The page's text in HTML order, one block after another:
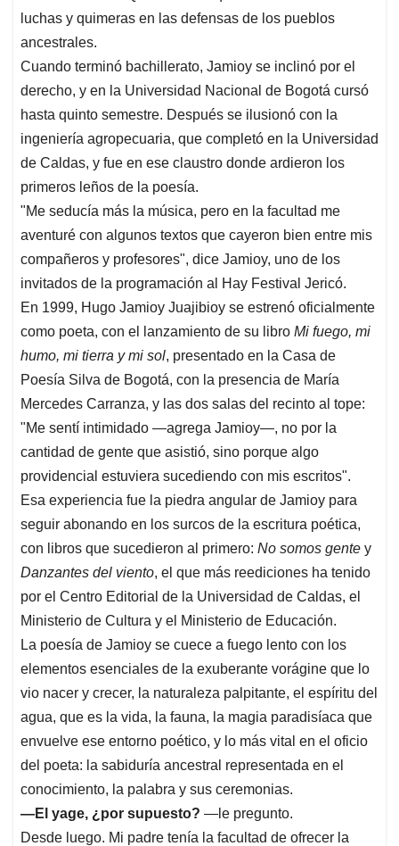
luchas y quimeras en las defensas de los pueblos
ancestrales.
Cuando terminó bachillerato, Jamioy se inclinó por el
derecho, y en la Universidad Nacional de Bogotá cursó
hasta quinto semestre. Después se ilusionó con la
ingeniería agropecuaria, que completó en la Universidad
de Caldas, y fue en ese claustro donde ardieron los
primeros leños de la poesía.
"Me seducía más la música, pero en la facultad me
aventuré con algunos textos que cayeron bien entre mis
compañeros y profesores", dice Jamioy, uno de los
invitados de la programación al Hay Festival Jericó.
En 1999, Hugo Jamioy Juajibioy se estrenó oficialmente
como poeta, con el lanzamiento de su libro Mi fuego, mi
humo, mi tierra y mi sol, presentado en la Casa de
Poesía Silva de Bogotá, con la presencia de María
Mercedes Carranza, y las dos salas del recinto al tope:
"Me sentí intimidado —agrega Jamioy—, no por la
cantidad de gente que asistió, sino porque algo
providencial estuviera sucediendo con mis escritos".
Esa experiencia fue la piedra angular de Jamioy para
seguir abonando en los surcos de la escritura poética,
con libros que sucedieron al primero: No somos gente y
Danzantes del viento, el que más reediciones ha tenido
por el Centro Editorial de la Universidad de Caldas, el
Ministerio de Cultura y el Ministerio de Educación.
La poesía de Jamioy se cuece a fuego lento con los
elementos esenciales de la exuberante vorágine que lo
vio nacer y crecer, la naturaleza palpitante, el espíritu del
agua, que es la vida, la fauna, la magia paradisíaca que
envuelve ese entorno poético, y lo más vital en el oficio
del poeta: la sabiduría ancestral representada en el
conocimiento, la palabra y sus ceremonias.
—El yage, ¿por supuesto? —le pregunto.
Desde luego. Mi padre tenía la facultad de ofrecer la